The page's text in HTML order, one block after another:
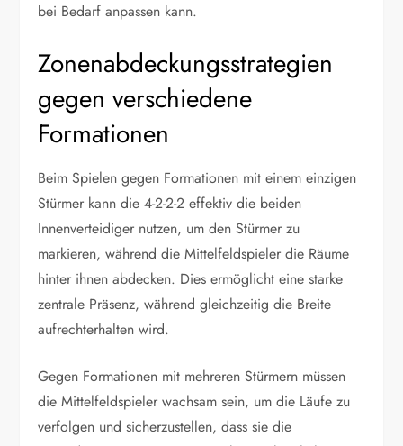
bei Bedarf anpassen kann.
Zonenabdeckungsstrategien
gegen verschiedene
Formationen
Beim Spielen gegen Formationen mit einem einzigen
Stürmer kann die 4-2-2-2 effektiv die beiden
Innenverteidiger nutzen, um den Stürmer zu
markieren, während die Mittelfeldspieler die Räume
hinter ihnen abdecken. Dies ermöglicht eine starke
zentrale Präsenz, während gleichzeitig die Breite
aufrechterhalten wird.
Gegen Formationen mit mehreren Stürmern müssen
die Mittelfeldspieler wachsam sein, um die Läufe zu
verfolgen und sicherzustellen, dass sie die